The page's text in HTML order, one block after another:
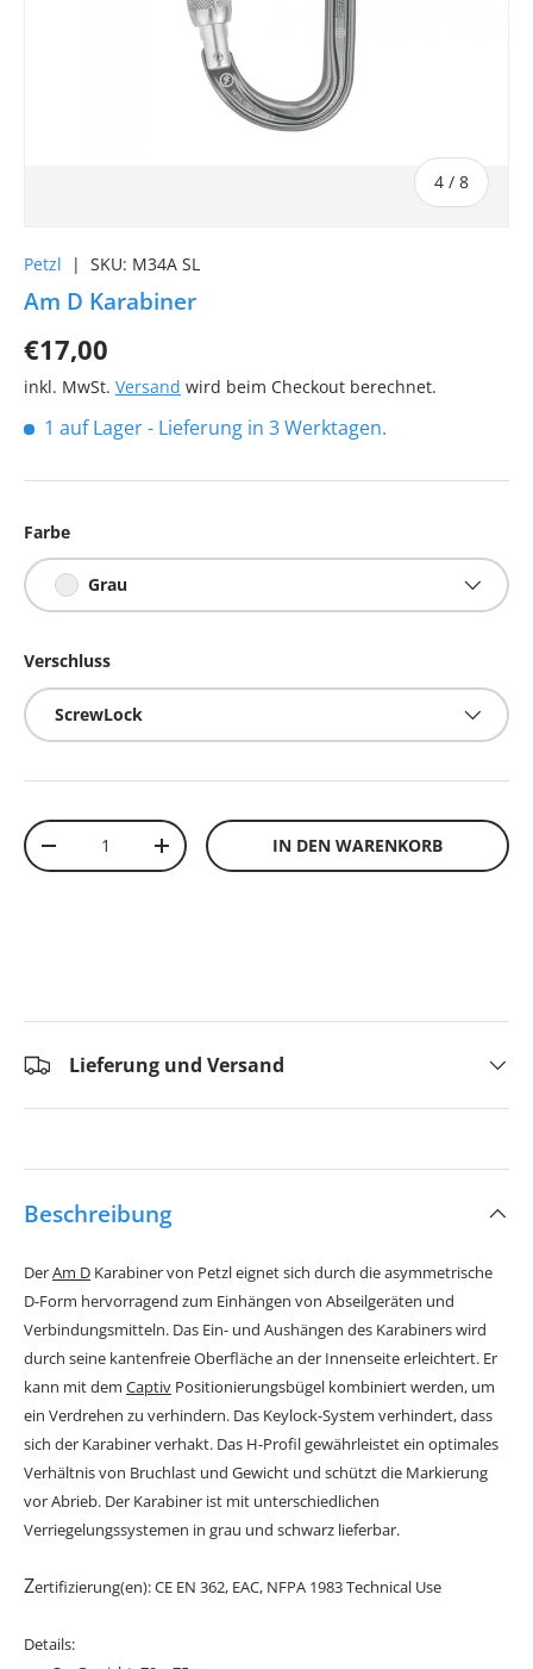
4 / von
8
Petzl | SKU: M34A SL
Am D Karabiner
€17,00
inkl. MwSt. Versand wird beim Checkout berechnet.
1 auf Lager- Lieferung in 3 Werktagen.
Farbe
Grau
Verschluss
ScrewLock
Anzahl
-
+ IN DEN WARENKORB
Lieferung und Versand
Beschreibung
DerAm D Karabiner von Petzl eignet sich durch die asymmetrische
D-Form hervorragend zum Einhängen von Abseilgeräten und
Verbindungsmitteln. Das Ein- und Aushängen des Karabiners wird
durch seine kantenfreie Oberfläche an der Innenseite erleichtert. Er
kann mit dem Captiv Positionierungsbügel kombiniert werden, um
ein Verdrehen zu verhindern. Das Keylock-System verhindert, dass
sich der Karabiner verhakt. Das H-Profil gewährleistet ein optimales
Verhältnis von Bruchlast und Gewicht und schützt die Markierung
vor Abrieb. Der Karabiner ist mit unterschiedlichen
Verriegelungssystemen in grau und schwarz lieferbar.
Zertifizierung(en): CE EN 362, EAC, NFPA 1983 Technical Use
Details: